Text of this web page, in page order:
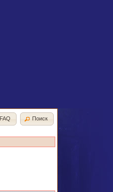
FAQ
Поиск